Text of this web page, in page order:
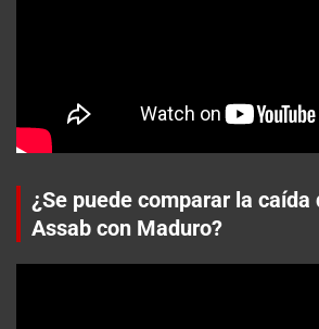
¿Se puede comparar la caída
Assab con Maduro?